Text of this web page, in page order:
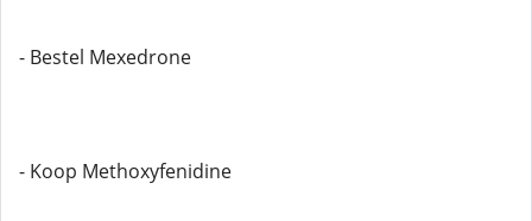
- Bestel Mexedrone
- Koop Methoxyfenidine